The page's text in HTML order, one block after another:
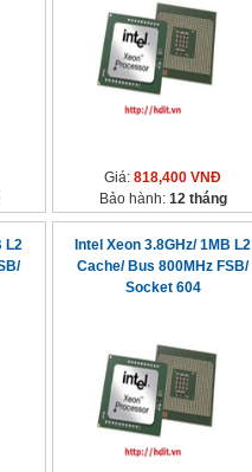
Giá: 818,400 VNĐ
Bảo hành: 12 tháng
L2
Intel Xeon 3.8GHz/ 1MB L2
Cache/ Bus 800MHz FSB/
Socket 604